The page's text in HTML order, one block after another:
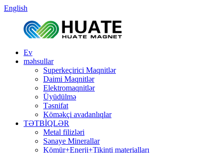
English
Ev
məhsullar
Superkeçirici Maqnitlər
Daimi Maqnitlər
Elektromaqnitlər
Üyüdülmə
Təsnifat
Köməkçi avadanlıqlar
TƏTBİQLƏR
Metal filizləri
Sənaye Minerallar
Kömür+Enerji+Tikinti materialları